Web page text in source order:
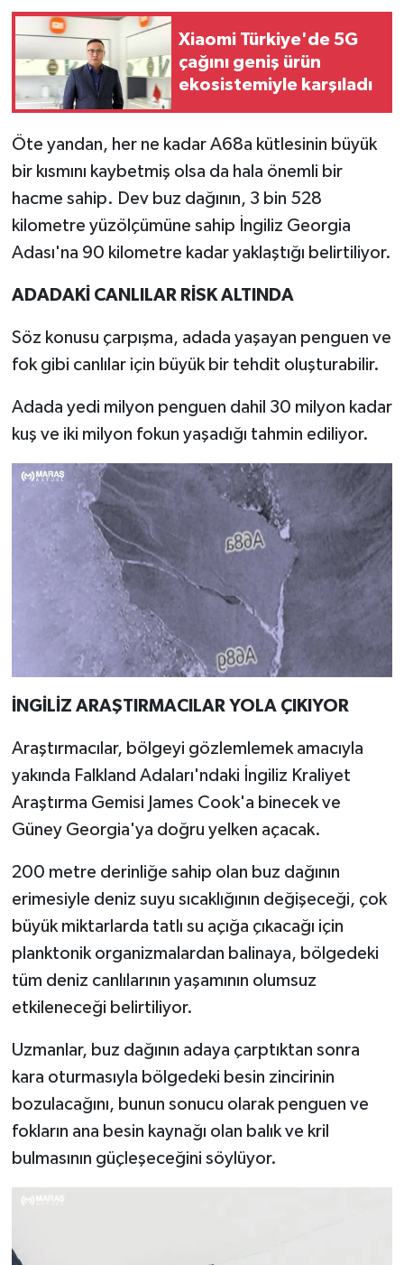
Xiaomi Türkiye'de 5G
çağını geniş ürün
ekosistemiyle karşıladı
Öte yandan, her ne kadar A68a kütlesinin büyük
bir kısmını kaybetmiş olsa da hala önemli bir
hacme sahip. Dev buz dağının, 3 bin 528
kilometre yüzölçümüne sahip İngiliz Georgia
Adası'na 90 kilometre kadar yaklaştığı belirtiliyor.
ADADAKİ CANLILAR RİSK ALTINDA
Söz konusu çarpışma, adada yaşayan penguen ve
fok gibi canlılar için büyük bir tehdit oluşturabilir.
Adada yedi milyon penguen dahil 30 milyon kadar
kuş ve iki milyon fokun yaşadığı tahmin ediliyor.
İNGİLİZ ARAŞTIRMACILAR YOLA ÇIKIYOR
Araştırmacılar, bölgeyi gözlemlemek amacıyla
yakında Falkland Adaları'ndaki İngiliz Kraliyet
Araştırma Gemisi James Cook'a binecek ve
Güney Georgia'ya doğru yelken açacak.
200 metre derinliğe sahip olan buz dağının
erimesiyle deniz suyu sıcaklığının değişeceği, çok
büyük miktarlarda tatlı su açığa çıkacağı için
planktonik organizmalardan balinaya, bölgedeki
tüm deniz canlılarının yaşamının olumsuz
etkileneceği belirtiliyor.
Uzmanlar, buz dağının adaya çarptıktan sonra
kara oturmasıyla bölgedeki besin zincirinin
bozulacağını, bunun sonucu olarak penguen ve
fokların ana besin kaynağı olan balık ve kril
bulmasının güçleşeceğini söylüyor.